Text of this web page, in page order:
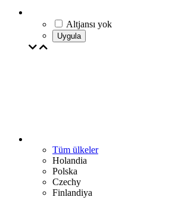
Altjansı yok
Uygula
Tüm ülkeler
Holandia
Polska
Czechy
Finlandiya